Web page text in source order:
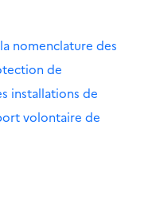
nomenclature des
de
installations de
volontaire de